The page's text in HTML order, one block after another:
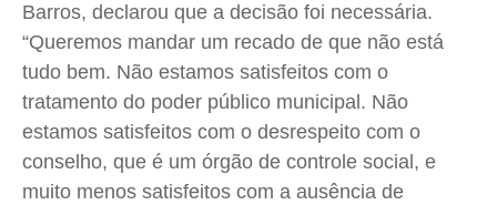
Barros, declarou que a decisão foi necessária.
“Queremos mandar um recado de que não está
tudo bem. Não estamos satisfeitos com o
tratamento do poder público municipal. Não
estamos satisfeitos com o desrespeito com o
conselho, que é um órgão de controle social, e
muito menos satisfeitos com a ausência de